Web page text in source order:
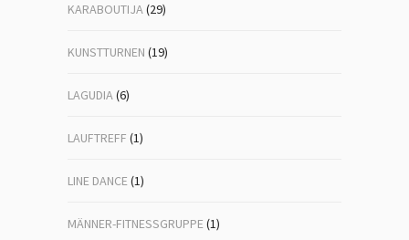
KARABOUTIJA(29)
KUNSTTURNEN (19)
LAGUDIA(6)
LAUFTREFF (1)
LINE DANCE(1)
MÄNNER-FITNESSGRUPPE(1)